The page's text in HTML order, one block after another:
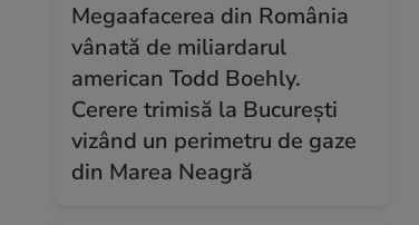
Megaafacerea din România
vânată de miliardarul
american Todd Boehly.
Cerere trimisă la București
vizând un perimetru de gaze
din Marea Neagră